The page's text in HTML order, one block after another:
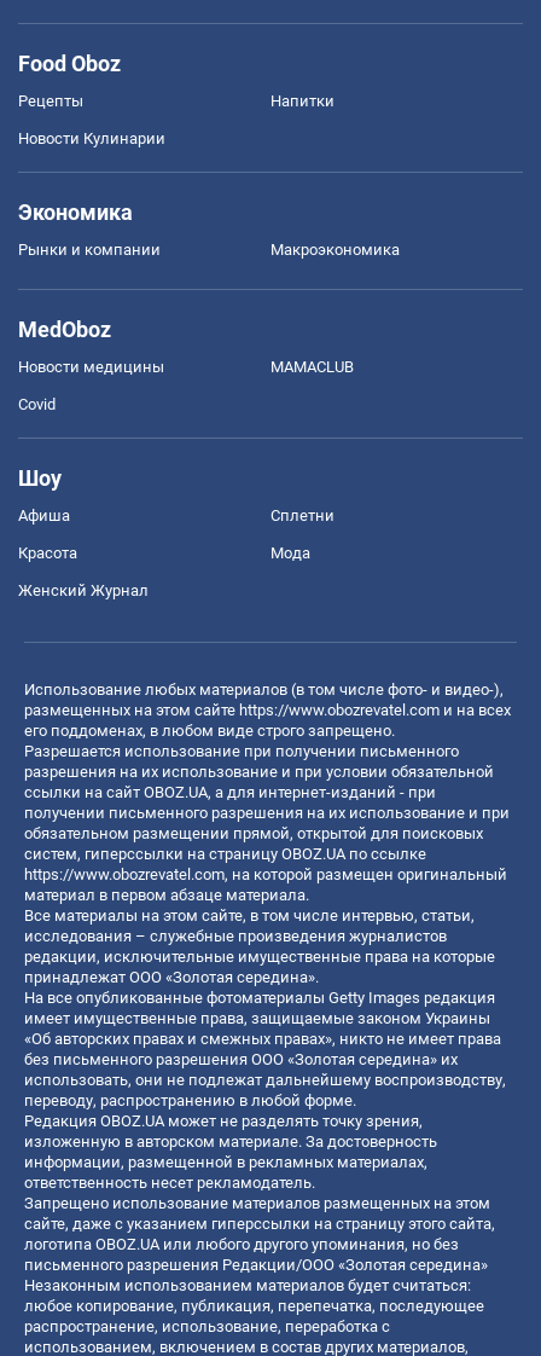
Food Oboz
Рецепты Напитки
Новости Кулинарии
Экономика
Рынки и компании Mакроэкономика
MedOboz
Новости медицины MAMACLUB
Covid
Шоу
Афиша Сплетни
Красота Мода
Женский Журнал
Использование любых материалов (в том числе фото- и видео-),
размещенных на этом сайте https://www.obozrevatel.com и на всех
его поддоменах, в любом виде строго запрещено.
Разрешается использование при получении письменного
разрешения на их использование и при условии обязательной
ссылки на сайт OBOZ.UA, а для интернет-изданий - при
получении письменного разрешения на их использование и при
обязательном размещении прямой, открытой для поисковых
систем, гиперссылки на страницу OBOZ.UA по ссылке
https://www.obozrevatel.com, на которой размещен оригинальный
материал в первом абзаце материала.
Все материалы на этом сайте, в том числе интервью, статьи,
исследования – служебные произведения журналистов
редакции, исключительные имущественные права на которые
принадлежат ООО «Золотая середина».
На все опубликованные фотоматериалы Getty Images редакция
имеет имущественные права, защищаемые законом Украины
«Об авторских правах и смежных правах», никто не имеет права
без письменного разрешения ООО «Золотая середина» их
использовать, они не подлежат дальнейшему воспроизводству,
переводу, распространению в любой форме.
Редакция OBOZ.UA может не разделять точку зрения,
изложенную в авторском материале. За достоверность
информации, размещенной в рекламных материалах,
ответственность несет рекламодатель.
Запрещено использование материалов размещенных на этом
сайте, даже с указанием гиперссылки на страницу этого сайта,
логотипа OBOZ.UA или любого другого упоминания, но без
письменного разрешения Редакции/ООО «Золотая середина»
Незаконным использованием материалов будет считаться:
любое копирование, публикация, перепечатка, последующее
распространение, использование, переработка с
использованием, включением в состав других материалов,